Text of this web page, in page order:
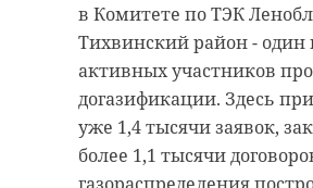
в Комитете по ТЭК
Тихвинский район - один
активных участников
догазификации. Здесь
уже 1,4 тысячи заявок,
более 1,1 тысячи